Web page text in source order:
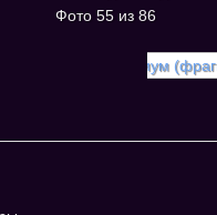
Фото 55 из 86